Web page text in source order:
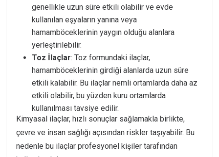
genellikle uzun süre etkili olabilir ve evde
kullanılan eşyaların yanına veya
hamamböceklerinin yaygın olduğu alanlara
yerleştirilebilir.
Toz İlaçlar: Toz formundaki ilaçlar,
hamamböceklerinin girdiği alanlarda uzun süre
etkili kalabilir. Bu ilaçlar nemli ortamlarda daha az
etkili olabilir, bu yüzden kuru ortamlarda
kullanılması tavsiye edilir.
Kimyasal ilaçlar, hızlı sonuçlar sağlamakla birlikte,
çevre ve insan sağlığı açısından riskler taşıyabilir. Bu
nedenle bu ilaçlar profesyonel kişiler tarafından